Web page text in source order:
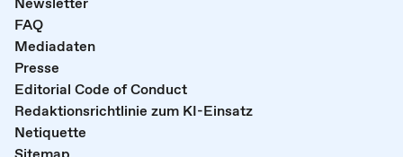
FAQ
Mediadaten
Presse
Editorial Code of Conduct
Redaktionsrichtlinie zum KI-Einsatz
Netiquette